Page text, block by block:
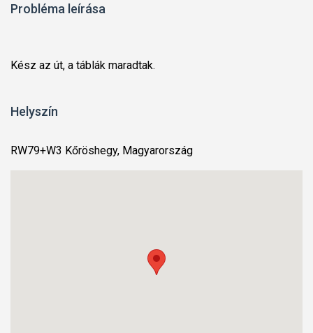
Probléma leírása
Kész az út, a táblák maradtak.
Helyszín
RW79+W3 Kőröshegy, Magyarország